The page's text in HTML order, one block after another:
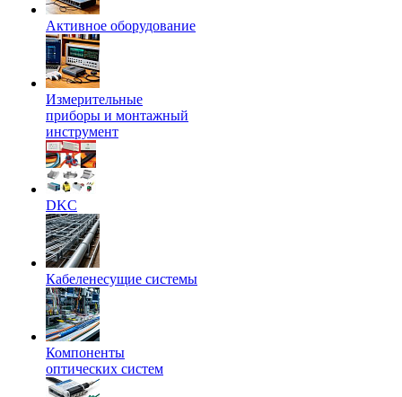
Активное оборудование
Измерительные
приборы и монтажный
инструмент
DKC
Кабеленесущие системы
Компоненты
оптических систем